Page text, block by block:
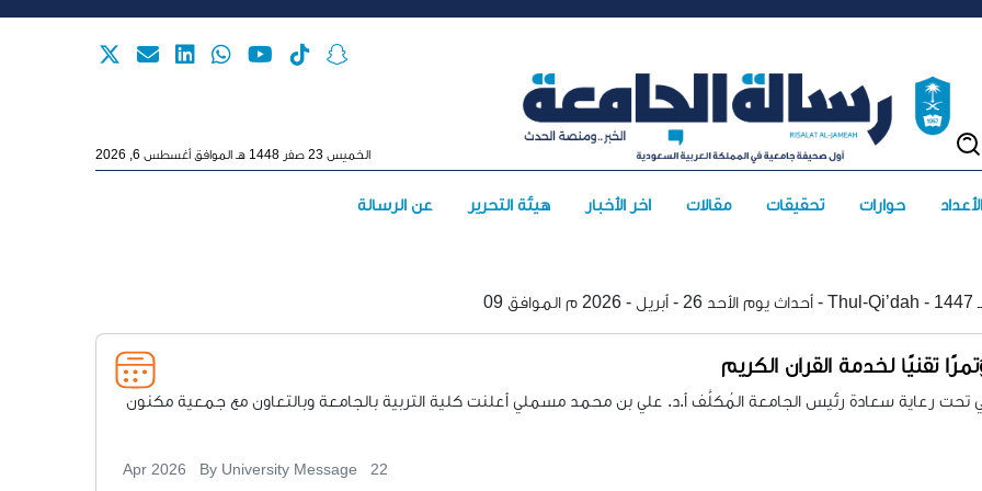
الخميس 23 صفر 1448 هـ الموافق أغسطس 6, 2026
عن الرسالة هيئة التحرير آخر الأخبار مقالات تحقيقات حوارات
تقنيًا لخدمة القرآن الكريم
تحت رعاية سعادة رئيس الجامعة المُكلَّف أ.د. علي بن محمد مسملي أعلنت كلية التربية بالجامعة وبالتعاون مع جمعية مكنون
22 Apr 2026
By University Message